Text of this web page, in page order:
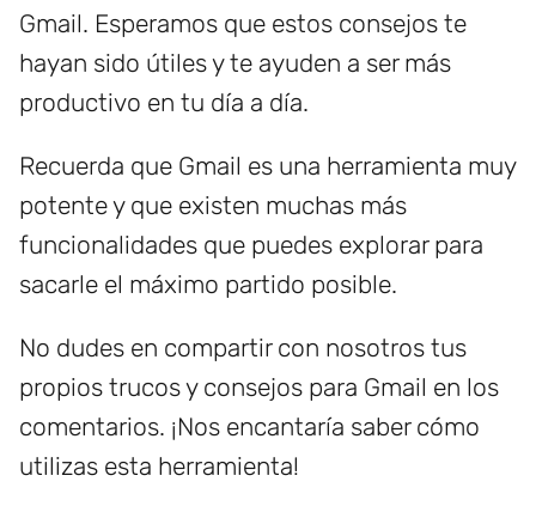
Gmail. Esperamos que estos consejos te
hayan sido útiles y te ayuden a ser más
productivo en tu día a día.
Recuerda que Gmail es una herramienta muy
potente y que existen muchas más
funcionalidades que puedes explorar para
sacarle el máximo partido posible.
No dudes en compartir con nosotros tus
propios trucos y consejos para Gmail en los
comentarios. ¡Nos encantaría saber cómo
utilizas esta herramienta!